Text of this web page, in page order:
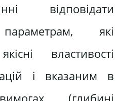
відповідати
які
властивості
і вказаним в